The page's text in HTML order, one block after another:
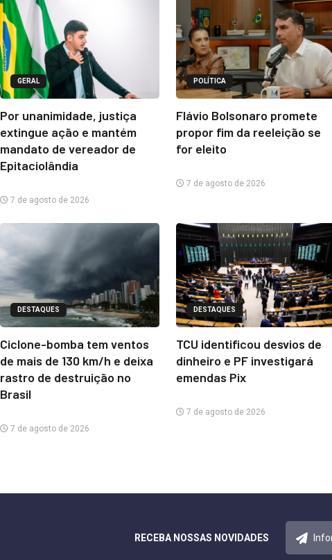
GERAL
Por unanimidade, justiça
extingue ação e mantém
mandato de vereador de
Epitaciolândia
7 de agosto de 2026
POLÍTICA
Flávio Bolsonaro promete
propor fim da reeleição se
for eleito
7 de agosto de 2026
DESTAQUES
Ciclone-bomba tem ventos
de mais de 130 km/h e deixa
rastro de destruição no
Brasil
7 de agosto de 2026
DESTAQUES
TCU identificou desvios de
dinheiro e PF investigará
emendas Pix
7 de agosto de 2026
RECEBA NOSSAS NOVIDADES